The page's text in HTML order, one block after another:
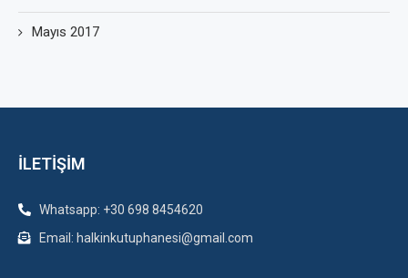
Mayıs 2017
İLETİŞİM
Whatsapp: +30 698 8454620
Email: halkinkutuphanesi@gmail.com